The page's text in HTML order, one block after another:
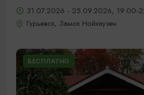
31.07.2026 - 25.09.2026, 19:00-
Гурьевск, Замок Нойхаузен
БЕСПЛАТНО